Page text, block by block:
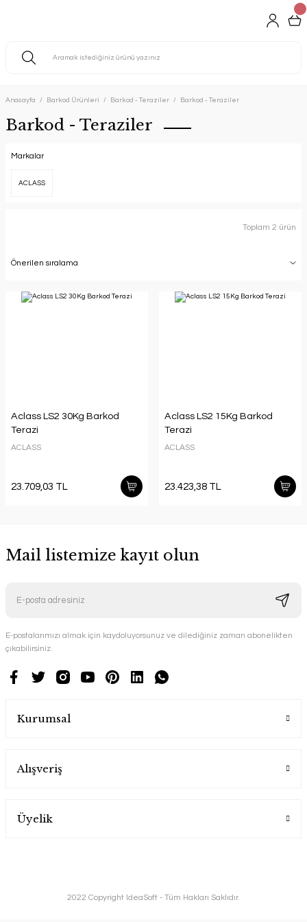
Anasayfa Barkod Ürünleri Barkod - Teraziler Barkod - Teraziler
Barkod - Teraziler
Markalar
ACLASS
Toplam 2 ürün
Aclass LS2 30Kg Barkod
Terazi
ACLASS
23.709,03 TL
Aclass LS2 15Kg Barkod
Terazi
ACLASS
23.423,38 TL
Mail listemize kayıt olun
E-postalarımızı almak için kaydoluyorsunuz ve dilediğiniz zaman abonelikten
çıkabilirsiniz.
Kurumsal
Alışveriş
Üyelik
2022 Copyright IdeaSoft - Tüm Hakları Saklıdır.